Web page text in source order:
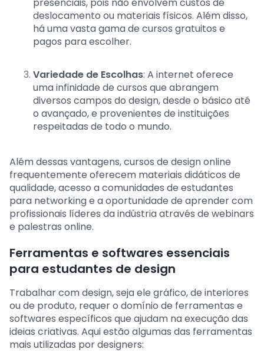
presenciais, pois não envolvem custos de
deslocamento ou materiais físicos. Além disso,
há uma vasta gama de cursos gratuitos e
pagos para escolher.
Variedade de Escolhas: A internet oferece
uma infinidade de cursos que abrangem
diversos campos do design, desde o básico até
o avançado, e provenientes de instituições
respeitadas de todo o mundo.
Além dessas vantagens, cursos de design online
frequentemente oferecem materiais didáticos de
qualidade, acesso a comunidades de estudantes
para networking e a oportunidade de aprender com
profissionais líderes da indústria através de webinars
e palestras online.
Ferramentas e softwares essenciais
para estudantes de design
Trabalhar com design, seja ele gráfico, de interiores
ou de produto, requer o domínio de ferramentas e
softwares específicos que ajudam na execução das
ideias criativas. Aqui estão algumas das ferramentas
mais utilizadas por designers: